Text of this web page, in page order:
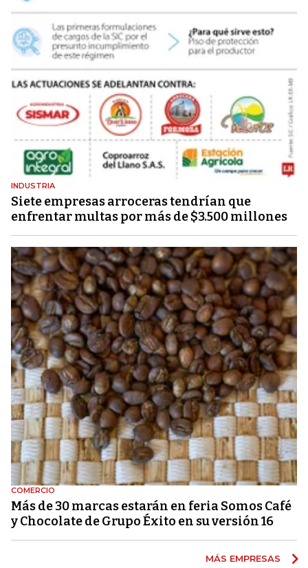
INDUSTRIA
Siete empresas arroceras tendrían que
enfrentar multas por más de $3.500 millones
COMERCIO
Más de 30 marcas estarán en feria Somos Café
y Chocolate de Grupo Éxito en su versión 16
MÁS EMPRESAS